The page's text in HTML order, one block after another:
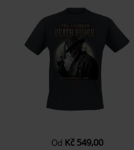
Od Kč 549,00